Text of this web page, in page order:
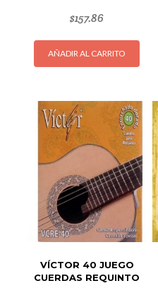
$157.86
AÑADIR AL CARRITO
VÍCTOR 40 JUEGO
CUERDAS REQUINTO